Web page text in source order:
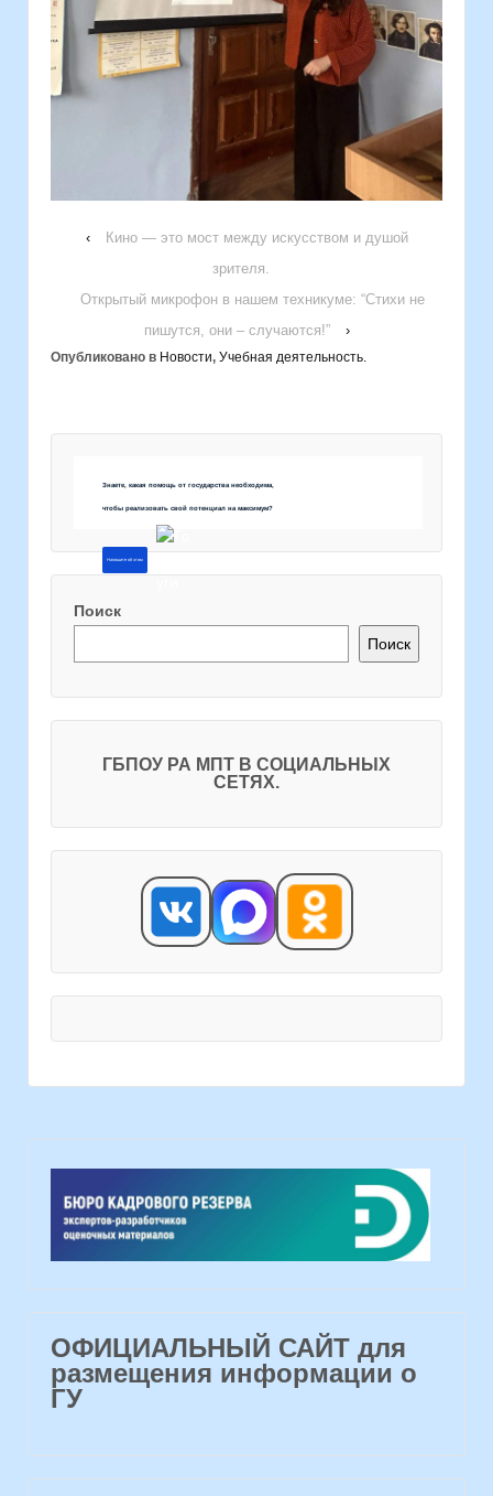
‹
Кино — это мост между искусством и душой
зрителя.
Открытый микрофон в нашем техникуме: “Стихи не
пишутся, они – случаются!”
›
Опубликовано в Новости, Учебная деятельность.
Знаете, какая помощь от государства необходима,
чтобы реализовать свой потенциал на максимум?
Напишите об этом
Поиск
Поиск
ГБПОУ РА МПТ В СОЦИАЛЬНЫХ
СЕТЯХ.
ОФИЦИАЛЬНЫЙ САЙТ для
размещения информации о
ГУ